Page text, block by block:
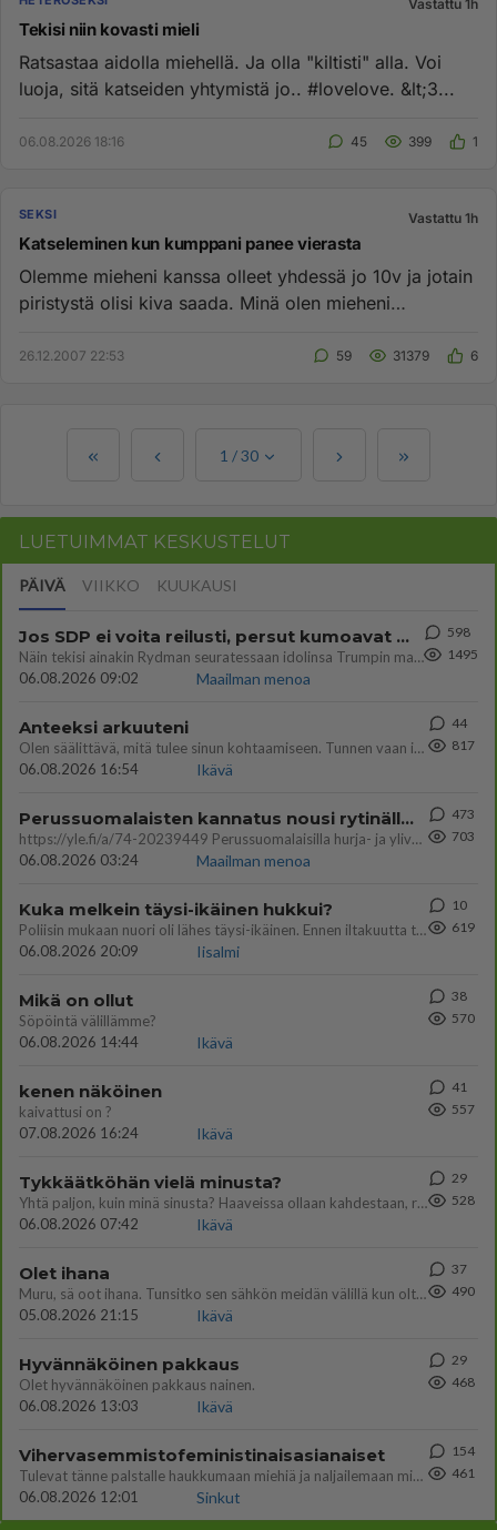
Vastattu 1h
Tekisi niin kovasti mieli
Ratsastaa aidolla miehellä. Ja olla "kiltisti" alla. Voi
luoja, sitä katseiden yhtymistä jo.. #lovelove. &lt;3...
06.08.2026 18:16 45 399 1
SEKSI Vastattu 1h
Katseleminen kun kumppani panee vierasta
Olemme mieheni kanssa olleet yhdessä jo 10v ja jotain
piristystä olisi kiva saada. Minä olen mieheni
26.12.2007 22:53 59 31379 6
1 /30
LUETUIMMAT KESKUSTELUT
PÄIVÄ VIIKKO KUUKAUSI
Jos SDP ei voita reilusti, persut kumoavat demokratian Suomesta
Näin tekisi ainakin Rydman seuratessaan idolinsa Trumpin mallia https://www.is.fi/politiikka/art-2000012187244.html
06.08.2026 09:02
Maailman menoa
598
1495
Anteeksi arkuuteni
Olen säälittävä, mitä tulee sinun kohtaamiseen. Tunnen vaan itseni todella epävarmaksi sun kanssa. Jos minun olisi pitän
06.08.2026 16:54
Ikävä
44
817
Perussuomalaisten kannatus nousi rytinällä Ylen tänään julkaisemassa tuoreimmassa gallup-kyselyssä.
https://yle.fi/a/74-20239449 Perussuomalaisilla hurja- ja ylivoimaisesti suurin nousu tässä uudessa Ylen gallupissa. Kyl
06.08.2026 03:24
Maailman menoa
473
703
Kuka melkein täysi-ikäinen hukkui?
Poliisin mukaan nuori oli lähes täysi-ikäinen. Ennen iltakuutta tulleen ilmoituksen mukaan ihminen oli joutunut mahdoll
06.08.2026 20:09
Iisalmi
10
619
Mikä on ollut
Söpöintä välillämme?
06.08.2026 14:44
Ikävä
38
570
kenen näköinen
kaivattusi on ?
07.08.2026 16:24
Ikävä
41
557
Tykkäätköhän vielä minusta?
Yhtä paljon, kuin minä sinusta? Haaveissa ollaan kahdestaan, rauhassa ja lähennytään fyysisesti ja tutustutaan syvemmin
06.08.2026 07:42
Ikävä
29
528
Olet ihana
Muru, sä oot ihana. Tunsitko sen sähkön meidän välillä kun oltiin ihan låhekkäin? 👩‍❤️‍👩❤️😼😘
05.08.2026 21:15
Ikävä
37
490
Hyvännäköinen pakkaus
Olet hyvännäköinen pakkaus nainen.
06.08.2026 13:03
Ikävä
29
468
Vihervasemmistofeministinaisasianaiset
Tulevat tänne palstalle haukkumaan miehiä ja naljailemaan miehelle, kehuvat olevansa heitä parempia. Itse asuvat MIEHE
06.08.2026 12:01
Sinkut
154
461